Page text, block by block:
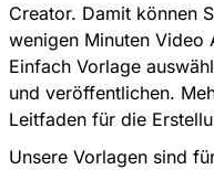
Creator. Damit können
wenigen Minuten Video
Einfach Vorlage
und veröffentlichen.
Leitfaden für die
Unsere Vorlagen sind